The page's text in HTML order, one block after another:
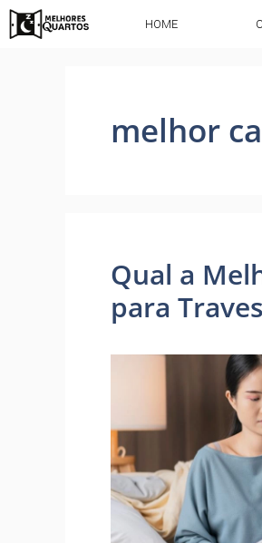
HOME
melhor
Qual a
para